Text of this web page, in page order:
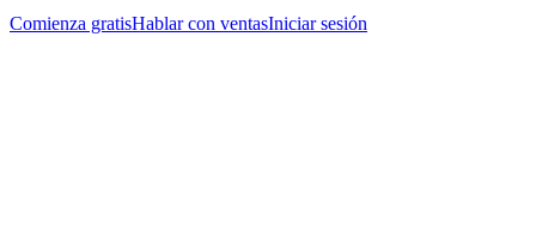
Comienza gratisHablar con ventasIniciar sesión